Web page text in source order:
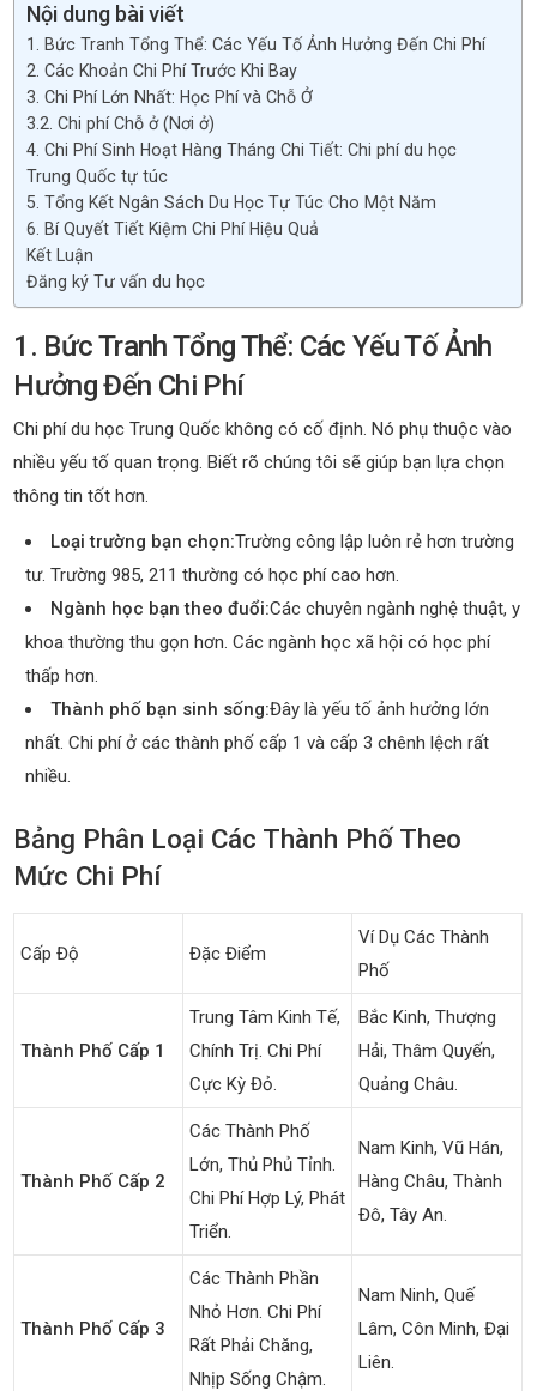
Nội dung bài viết
1. Bức Tranh Tổng Thể: Các Yếu Tố Ảnh Hưởng Đến Chi Phí
2. Các Khoản Chi Phí Trước Khi Bay
3. Chi Phí Lớn Nhất: Học Phí và Chỗ Ở
3.2. Chi phí Chỗ ở (Nơi ở)
4. Chi Phí Sinh Hoạt Hàng Tháng Chi Tiết: Chi phí du học
Trung Quốc tự túc
5. Tổng Kết Ngân Sách Du Học Tự Túc Cho Một Năm
6. Bí Quyết Tiết Kiệm Chi Phí Hiệu Quả
Kết Luận
Đăng ký Tư vấn du học
1. Bức Tranh Tổng Thể: Các Yếu Tố Ảnh
Hưởng Đến Chi Phí
Chi phí du học Trung Quốc không có cố định. Nó phụ thuộc vào
nhiều yếu tố quan trọng. Biết rõ chúng tôi sẽ giúp bạn lựa chọn
thông tin tốt hơn.
Loại trường bạn chọn:Trường công lập luôn rẻ hơn trường
tư. Trường 985, 211 thường có học phí cao hơn.
Ngành học bạn theo đuổi:Các chuyên ngành nghệ thuật, y
khoa thường thu gọn hơn. Các ngành học xã hội có học phí
thấp hơn.
Thành phố bạn sinh sống:Đây là yếu tố ảnh hưởng lớn
nhất. Chi phí ở các thành phố cấp 1 và cấp 3 chênh lệch rất
nhiều.
Bảng Phân Loại Các Thành Phố Theo
Mức Chi Phí
Cấp Độ Đặc Điểm
Ví Dụ Các Thành
Phố
Thành Phố Cấp 1
Trung Tâm Kinh Tế,
Chính Trị. Chi Phí
Cực Kỳ Đỏ.
Bắc Kinh, Thượng
Hải, Thâm Quyến,
Quảng Châu.
Thành Phố Cấp 2
Các Thành Phố
Lớn, Thủ Phủ Tỉnh.
Chi Phí Hợp Lý, Phát
Triển.
Nam Kinh, Vũ Hán,
Hàng Châu, Thành
Đô, Tây An.
Thành Phố Cấp 3
Các Thành Phần
Nhỏ Hơn. Chi Phí
Rất Phải Chăng,
Nhịp Sống Chậm.
Nam Ninh, Quế
Lâm, Côn Minh, Đại
Liên.